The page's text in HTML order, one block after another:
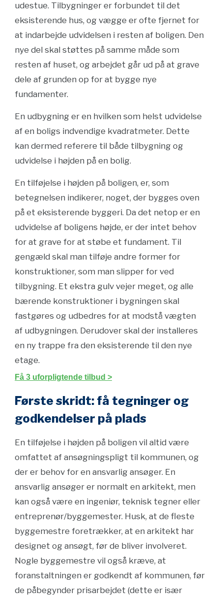
udestue. Tilbygninger er forbundet til det
eksisterende hus, og vægge er ofte fjernet for
at indarbejde udvidelsen i resten af boligen. Den
nye del skal støttes på samme måde som
resten af huset, og arbejdet går ud på at grave
dele af grunden op for at bygge nye
fundamenter.
En udbygning er en hvilken som helst udvidelse
af en boligs indvendige kvadratmeter. Dette
kan dermed referere til både tilbygning og
udvidelse i højden på en bolig.
En tilføjelse i højden på boligen, er, som
betegnelsen indikerer, noget, der bygges oven
på et eksisterende byggeri. Da det netop er en
udvidelse af boligens højde, er der intet behov
for at grave for at støbe et fundament. Til
gengæld skal man tilføje andre former for
konstruktioner, som man slipper for ved
tilbygning. Et ekstra gulv vejer meget, og alle
bærende konstruktioner i bygningen skal
fastgøres og udbedres for at modstå vægten
af udbygningen. Derudover skal der installeres
en ny trappe fra den eksisterende til den nye
etage.
Få 3 uforpligtende tilbud >
Første skridt: få tegninger og
godkendelser på plads
En tilføjelse i højden på boligen vil altid være
omfattet af ansøgningspligt til kommunen, og
der er behov for en ansvarlig ansøger. En
ansvarlig ansøger er normalt en arkitekt, men
kan også være en ingeniør, teknisk tegner eller
entreprenør/byggemester. Husk, at de fleste
byggemestre foretrækker, at en arkitekt har
designet og ansøgt, før de bliver involveret.
Nogle byggemestre vil også kræve, at
foranstaltningen er godkendt af kommunen, før
de påbegynder prisarbejdet (dette er især